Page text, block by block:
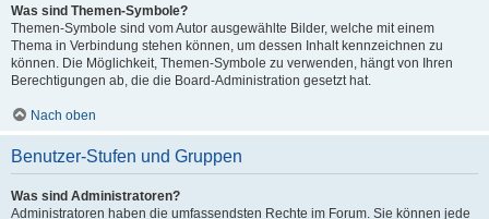
Was sind Themen-Symbole?
Themen-Symbole sind vom Autor ausgewählte Bilder, welche mit einem
Thema in Verbindung stehen können, um dessen Inhalt kennzeichnen zu
können. Die Möglichkeit, Themen-Symbole zu verwenden, hängt von Ihren
Berechtigungen ab, die die Board-Administration gesetzt hat.
Nach oben
Benutzer-Stufen und Gruppen
Was sind Administratoren?
Administratoren haben die umfassendsten Rechte im Forum. Sie können jede